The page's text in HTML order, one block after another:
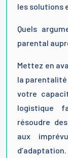
les solutions
Quels
parental
Mettez en
la parentalité
votre
logistique
résoudre
aux
d’adaptation.